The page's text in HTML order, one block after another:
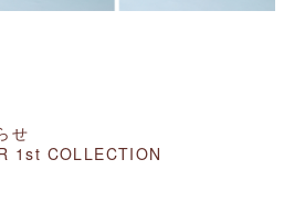
せ
1st COLLECTION